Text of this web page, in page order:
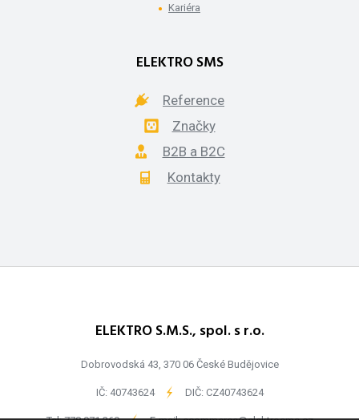
Kariéra
ELEKTRO SMS
Reference
Značky
B2B a B2C
Kontakty
ELEKTRO S.M.S., spol. s r.o.
Dobrovodská 43, 370 06 České Budějovice
IČ: 40743624 - DIČ: CZ40743624